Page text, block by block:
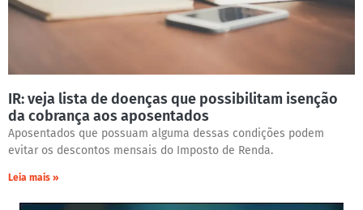
IR: veja lista de doenças que possibilitam isenção
da cobrança aos aposentados
Aposentados que possuam alguma dessas condições podem
evitar os descontos mensais do Imposto de Renda.
Leia mais »